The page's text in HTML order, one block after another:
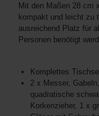
Mit den Maßen 28 cm
kompakt und leicht zu
ausreichend Platz für
Personen benötigt
Komplettes
2 x Messer,
quadratische
Korkenzieher, 1 x